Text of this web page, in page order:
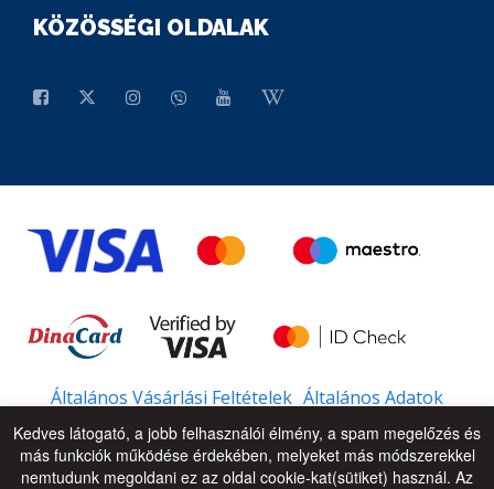
KÖZÖSSÉGI OLDALAK
Általános Vásárlási Feltételek Általános Adatok
Kedves látogató, a jobb felhasználói élmény, a spam megelőzés és
más funkciók működése érdekében, melyeket más módszerekkel
nemtudunk megoldani ez az oldal cookie-kat(sütiket) használ. Az